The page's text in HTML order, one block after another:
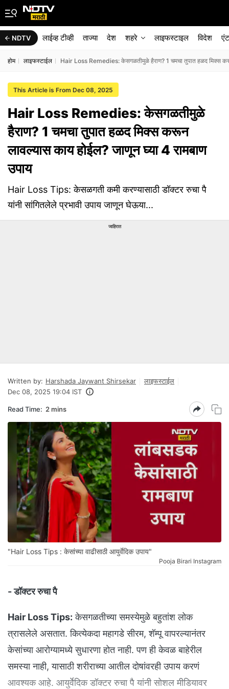
NDTV लाईव्ह टीव्ही ताज्या देश शहरे लाइफस्टाइल विदेश
होम लाइफस्टाईल Hair Loss Remedies: केसगळतीमुळे हैराण? 1 चमचा तुपात हळद मिक्स
This Article is From Dec 08, 2025
Hair Loss Remedies: केसगळतीमुळे
हैराण? 1 चमचा तुपात हळद मिक्स करून
लावल्यास काय होईल? जाणून घ्या 4 रामबाण
उपाय
Hair Loss Tips: केसळगती कमी करण्यासाठी डॉक्टर रुचा पै
यांनी सांगितलेले प्रभावी उपाय जाणून घेऊया...
जाहिरात
Written by: Harshada Jaywant Shirsekar
लाइफस्टाईल
Dec 08, 2025 19:04 IST
Read Time: 2 mins
"Hair Loss Tips : केसांच्या वाढीसाठी आयुर्वेदिक उपाय"
Pooja Birari Instagram
- डॉक्टर रुचा पै
Hair Loss Tips: केसगळतीच्या समस्येमुळे बहुतांश लोक
त्रासलेले असतात. कित्येकदा महागडे सीरम, शॅम्पू वापरल्यानंतर
केसांच्या आरोग्यामध्ये सुधारणा होत नाही. पण ही केवळ बाहेरील
समस्या नाही, यासाठी शरीराच्या आतील दोषांवरही उपाय करणं
आवश्यक आहे. आयुर्वेदिक डॉक्टर रुचा पै यांनी सोशल मीडियावर